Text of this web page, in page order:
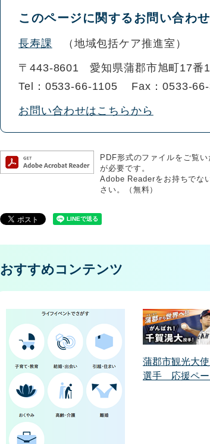
このページに関するお問い合わ
長寿課 地域包括ケア推進室
〒443-8601
愛知県蒲郡市旭町17番
Tel：0533-66-1105
Fax：0533-
お問い合わせはこちらから
PDF形式のファイルをご覧
が必要です。
Adobe Readerをお持ちでな
さい。（無料）
おすすめコンテンツ
蒲郡市観光大
選手 応援ペー